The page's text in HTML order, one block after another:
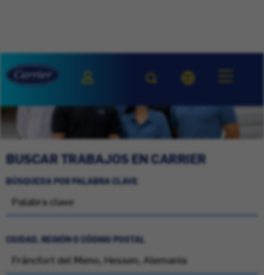
BUSCAR TRABAJOS EN CARRIER
BÚSQUEDA POR PALABRA CLAVE
CIUDAD, REGIÓN O CÓDIGO POSTAL